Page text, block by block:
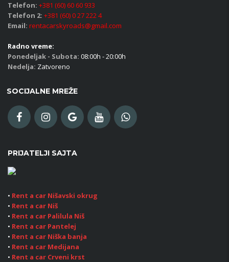
Telefon: +381 (60) 60 60 933
Telefon 2: +381 (60) 0 27 222 4
Email: rentacarskyroads@gmail.com
Radno vreme:
Ponedeljak - Subota: 08:00h - 20:00h
Nedelja: Zatvoreno
SOCIJALNE MREŽE
PRIJATELJI SAJTA
• Rent a car Nišavski okrug
• Rent a car Niš
• Rent a car Palilula Niš
• Rent a car Pantelej
• Rent a car Niška banja
• Rent a car Medijana
• Rent a car Crveni krst